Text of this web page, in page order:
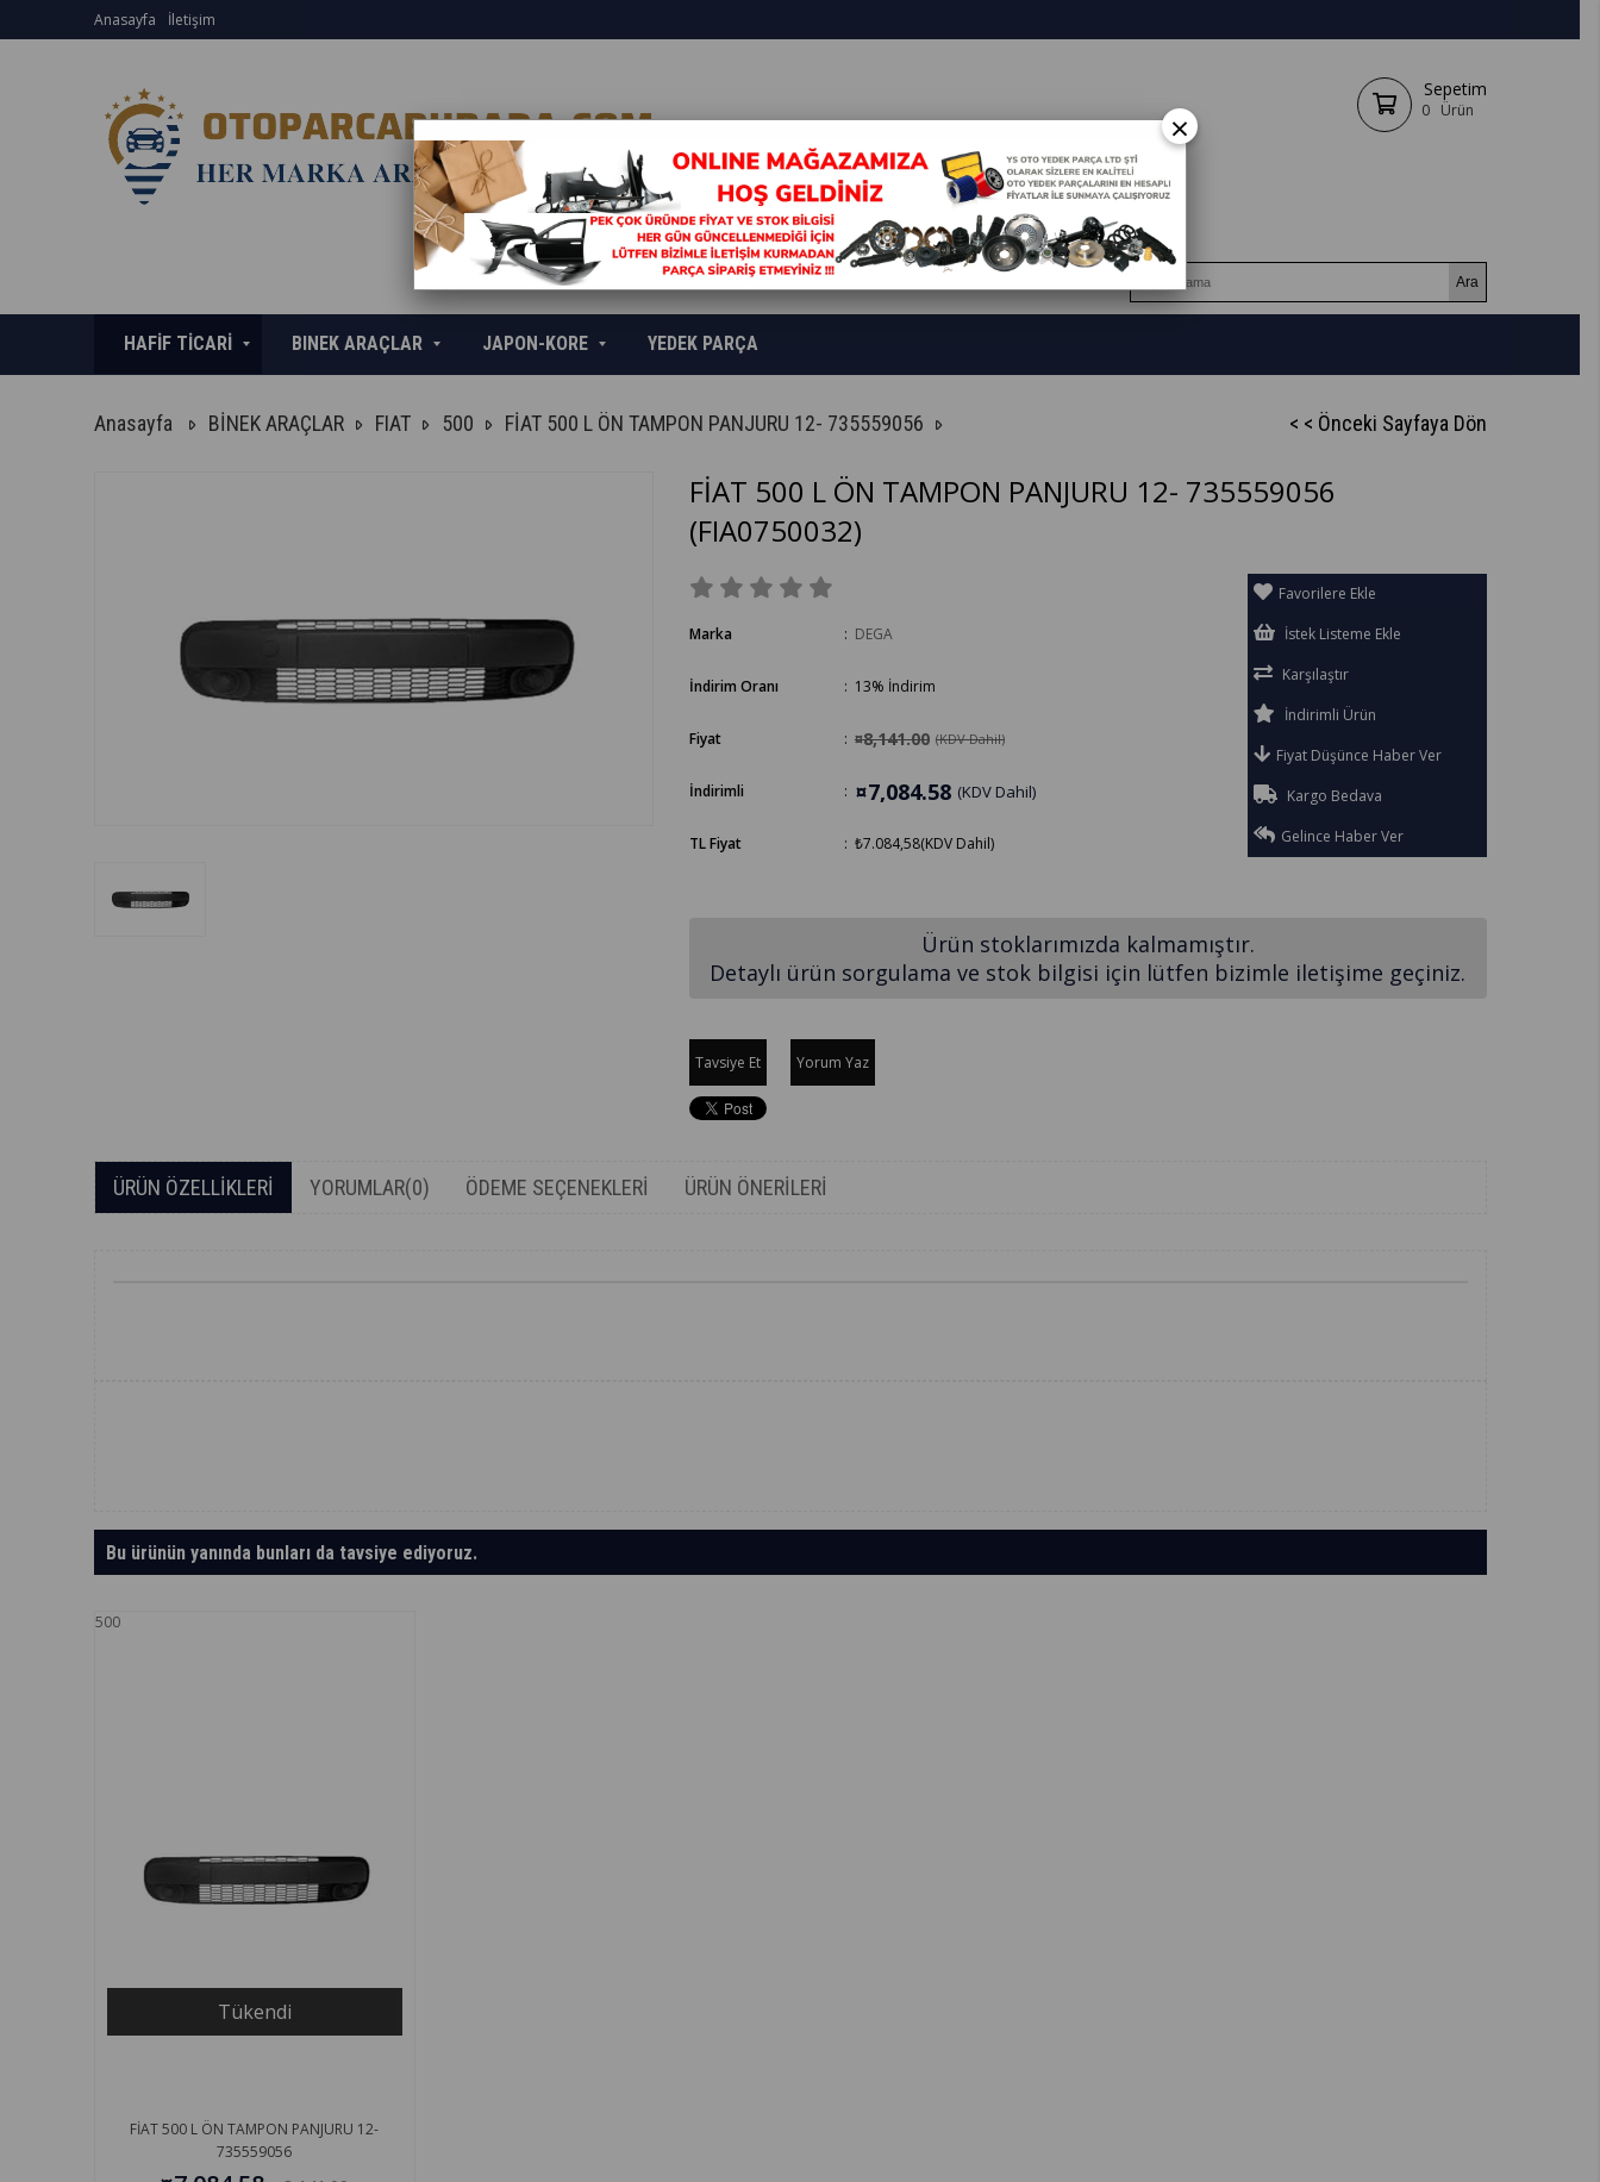
Anasayfa İletişim
Sepetim
0 Ürün
HAFİF TİCARİ BINEK ARAÇLAR JAPON-KORE YEDEK PARÇA
Anasayfa BİNEK ARAÇLAR FIAT 500 FİAT 500 L ÖN TAMPON PANJURU 12- 735559056 < < Önceki Sayfaya Dön
FİAT 500 L ÖN TAMPON PANJURU 12- 735559056
(FIA0750032)
Marka : DEGA
İndirim Oranı : %
13 İndirim
Fiyat : ¤8,141.00 (KDV Dahil)
İndirimli : ¤7,084.58 (KDV Dahil)
TL Fiyat : ₺7.084,58(KDV Dahil)
Favorilere Ekle
İstek Listeme Ekle
Karşılaştır
İndirimli Ürün
Fiyat Düşünce Haber Ver
Kargo Bedava
Gelince Haber Ver
Ürün stoklarımızda kalmamıştır.
Detaylı ürün sorgulama ve stok bilgisi için lütfen bizimle iletişime geçiniz.
Tavsiye Et Yorum Yaz
ÜRÜN ÖZELLIKLERI YORUMLAR(0) ÖDEME SEÇENEKLERI ÜRÜN ÖNERILERI
Bu ürünün yanında bunları da tavsiye ediyoruz.
500
Tükendi
FİAT 500 L ÖN TAMPON PANJURU 12-
735559056
×